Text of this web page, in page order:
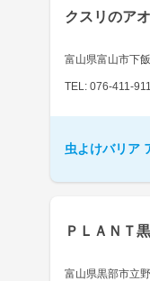
クスリのア
富山県富山市下
TEL: 076-411-
虫よけバリア
ＰＬＡＮＴ
富山県黒部市立